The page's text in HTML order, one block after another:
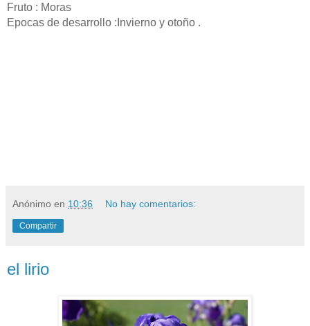
Fruto : Moras
Epocas de desarrollo :Invierno y otoño .
Anónimo en 10:36 No hay comentarios:
Compartir
el lirio